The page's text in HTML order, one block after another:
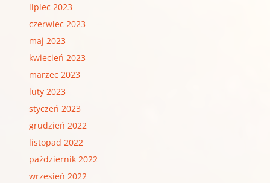
lipiec 2023
czerwiec 2023
maj 2023
kwiecień 2023
marzec 2023
luty 2023
styczeń 2023
grudzień 2022
listopad 2022
październik 2022
wrzesień 2022